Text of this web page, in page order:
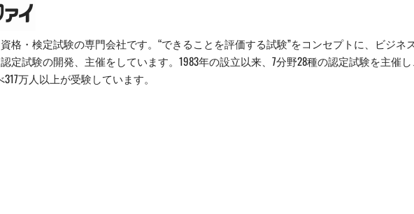
格・検定試験の専門会社です。“できることを評価する試験”をコンセプトに、ビジネ
定試験の開発、主催をしています。1983年の設立以来、7分野28種の認定試験を主催
万人以上が受験しています。